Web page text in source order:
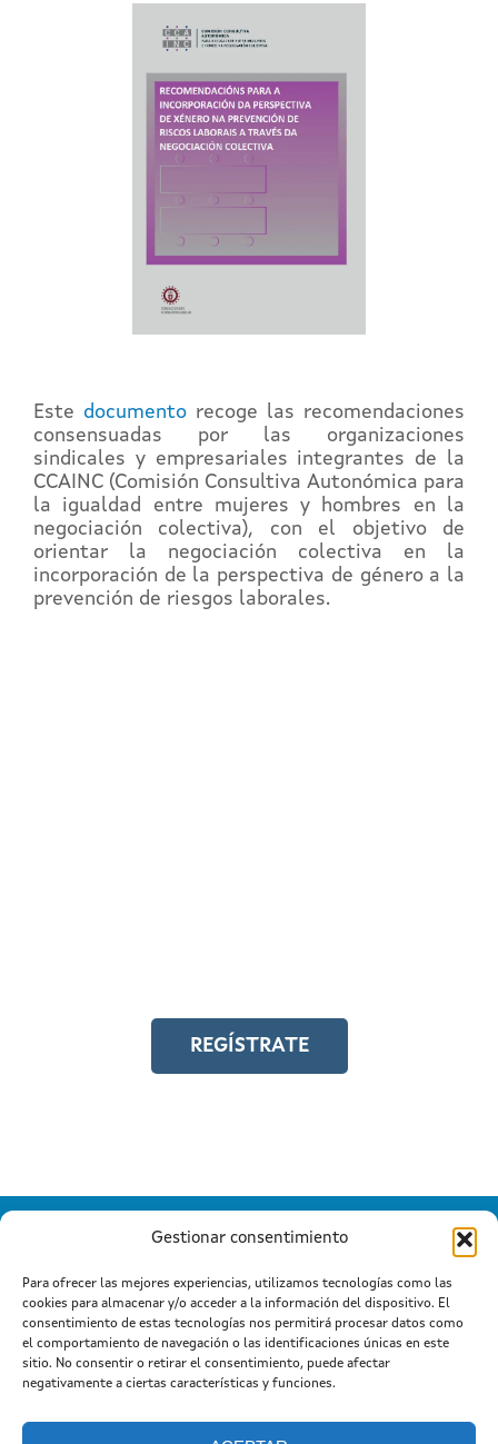
Gestionar consentimiento
Para ofrecer las mejores experiencias, utilizamos tecnologías como las
cookies para almacenar y/o acceder a la información del dispositivo. El
consentimiento de estas tecnologías nos permitirá procesar datos como
el comportamiento de navegación o las identificaciones únicas en este
sitio. No consentir o retirar el consentimiento, puede afectar
negativamente a ciertas características y funciones.
Este documento recoge las recomendaciones
consensuadas por las organizaciones
sindicales y empresariales integrantes de la
CCAINC (Comisión Consultiva Autonómica para
la igualdad entre mujeres y hombres en la
negociación colectiva), con el objetivo de
orientar la negociación colectiva en la
incorporación de la perspectiva de género a la
prevención de riesgos laborales.
REGÍSTRATE
Información mantida e publicada na Internet pola Xunta de
Galicia
Atención a cidadanía|Suxestións e queixas
Aviso legal